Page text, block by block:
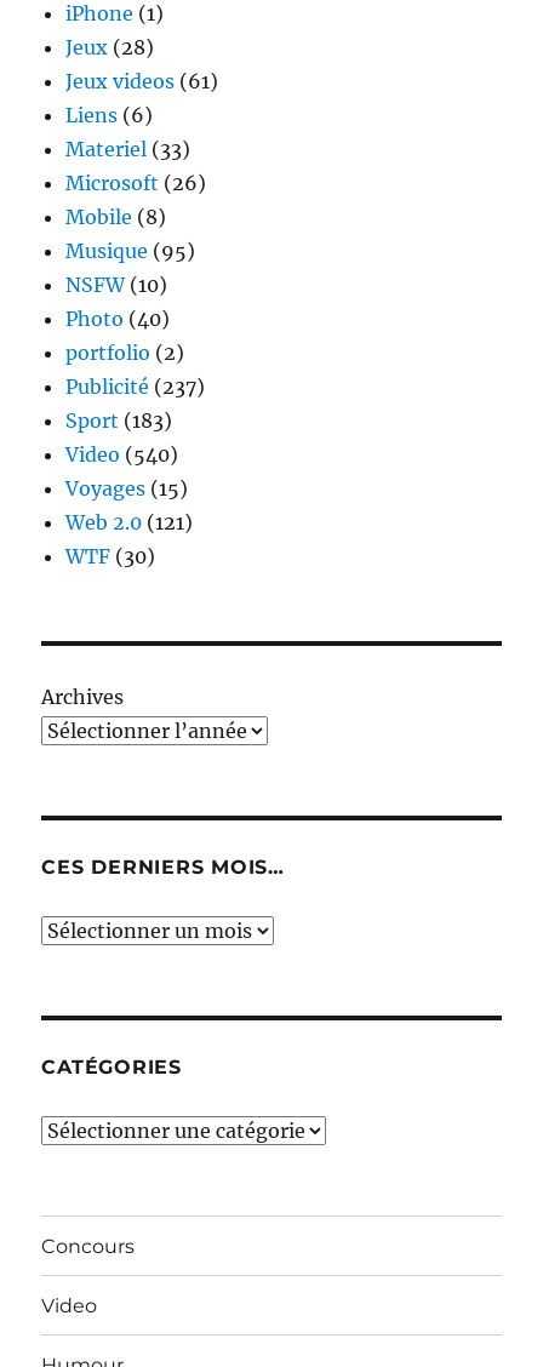
iPhone (1)
Jeux (28)
Jeux videos (61)
Liens (6)
Materiel (33)
Microsoft (26)
Mobile (8)
Musique (95)
NSFW(10)
Photo (40)
portfolio (2)
Publicité (237)
Sport (183)
Video (540)
Voyages (15)
Web 2.0 (121)
WTF (30)
Archives
CES DERNIERS MOIS…
Ces
CATÉGORIES
Catégories
Concours
Video